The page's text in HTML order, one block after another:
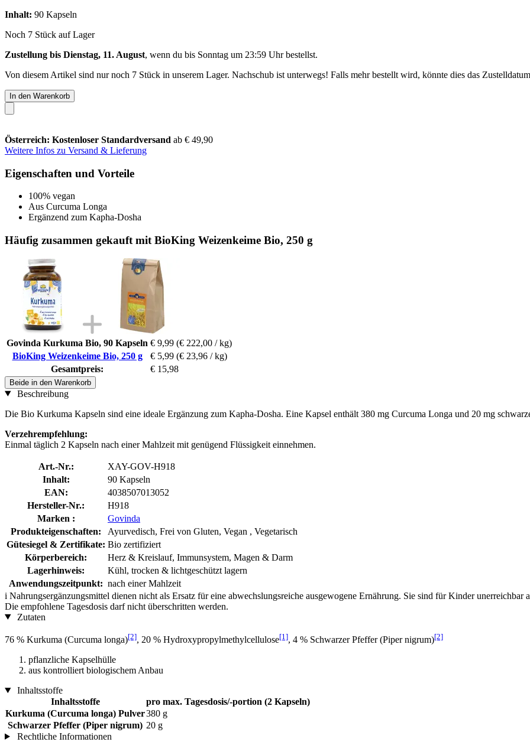
Inhalt: 90 Kapseln
Noch 7 Stück auf Lager
Zustellung bis Dienstag, 11. August, wenn du bis Sonntag um 23:59 Uhrbestellst.
Von diesem Artikel sind nur noch 7 Stück in unserem Lager. Nachschub ist unterwegs! Falls mehr bestellt wird, könnte dies das
In den Warenkorb
Österreich: Kostenloser Standardversand ab € 49,90
Weitere Infos zu Versand & Lieferung
Eigenschaften und Vorteile
100% vegan
Aus Curcuma Longa
Ergänzend zum Kapha-Dosha
Häufig zusammen gekauft mit BioKing Weizenkeime Bio, 250 g
Govinda Kurkuma Bio, 90 Kapseln € 9,99 (€ 222,00 / kg)
BioKing Weizenkeime Bio, 250 g
€ 5,99 (€ 23,96 / kg)
Gesamtpreis:
€ 15,98
Beide in den Warenkorb
Beschreibung
Die Bio Kurkuma Kapseln sind eine ideale Ergänzung zum Kapha-Dosha. Eine Kapsel enthält 380 mg Curcuma Longa und 20 mg
Verzehrempfehlung:
Einmal täglich 2 Kapseln nach einer Mahlzeit mit genügend Flüssigkeit einnehmen.
Art.-Nr.:
XAY-GOV-H918
Inhalt:
90 Kapseln
EAN:
4038507013052
Hersteller-Nr.:
H918
Marken :
Govinda
Produkteigenschaften:
Ayurvedisch, Frei von Gluten, Vegan , Vegetarisch
Gütesiegel & Zertifikate: Bio zertifiziert
Körperbereich:
Herz & Kreislauf, Immunsystem, Magen & Darm
Lagerhinweis:
Kühl, trocken & lichtgeschützt lagern
Anwendungszeitpunkt: nach einer Mahlzeit
i Nahrungsergänzungsmittel dienen nicht als Ersatz für eine abwechslungsreiche ausgewogene Ernährung. Sie sind für Kinder unerreichbar
Die empfohlene Tagesdosis darf nicht überschritten werden.
Zutaten
76 % Kurkuma (Curcuma longa)[2], 20 % Hydroxypropylmethylcellulose[1], 4 % Schwarzer Pfeffer (Piper nigrum)[2]
pflanzliche Kapselhülle
aus kontrolliert biologischem Anbau
Inhaltsstoffe
Inhaltsstoffe
pro max. Tagesdosis/-portion (2 Kapseln)
Kurkuma (Curcuma longa) Pulver380 g
Schwarzer Pfeffer (Piper nigrum) 20 g
Rechtliche Informationen